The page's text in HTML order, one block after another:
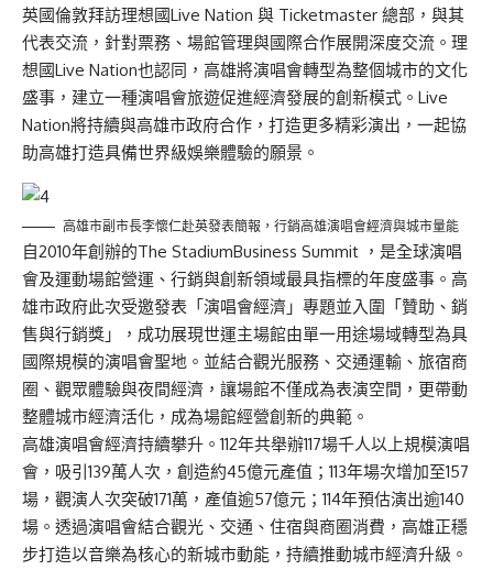
英國倫敦拜訪理想國Live Nation 與 Ticketmaster 總部，與其
代表交流，針對票務、場館管理與國際合作展開深度交流。理
想國Live Nation也認同，高雄將演唱會轉型為整個城市的文化
盛事，建立一種演唱會旅遊促進經濟發展的創新模式。Live
Nation將持續與高雄市政府合作，打造更多精彩演出，一起協
助高雄打造具備世界級娛樂體驗的願景。
高雄市副市長李懷仁赴英發表簡報，行銷高雄演唱會經濟與城市量能
自2010年創辦的The StadiumBusiness Summit ，是全球演唱
會及運動場館營運、行銷與創新領域最具指標的年度盛事。高
雄市政府此次受邀發表「演唱會經濟」專題並入圍「贊助、銷
售與行銷獎」，成功展現世運主場館由單一用途場域轉型為具
國際規模的演唱會聖地。並結合觀光服務、交通運輸、旅宿商
圈、觀眾體驗與夜間經濟，讓場館不僅成為表演空間，更帶動
整體城市經濟活化，成為場館經營創新的典範。
高雄演唱會經濟持續攀升。112年共舉辦117場千人以上規模演唱
會，吸引139萬人次，創造約45億元產值；113年場次增加至157
場，觀演人次突破171萬，產值逾57億元；114年預估演出逾140
場。透過演唱會結合觀光、交通、住宿與商圈消費，高雄正穩
步打造以音樂為核心的新城市動能，持續推動城市經濟升級。